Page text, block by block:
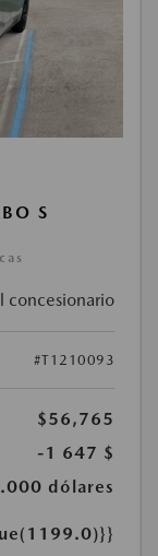
S
concesionario
#T1210093
$56,765
-1 647 $
dólares